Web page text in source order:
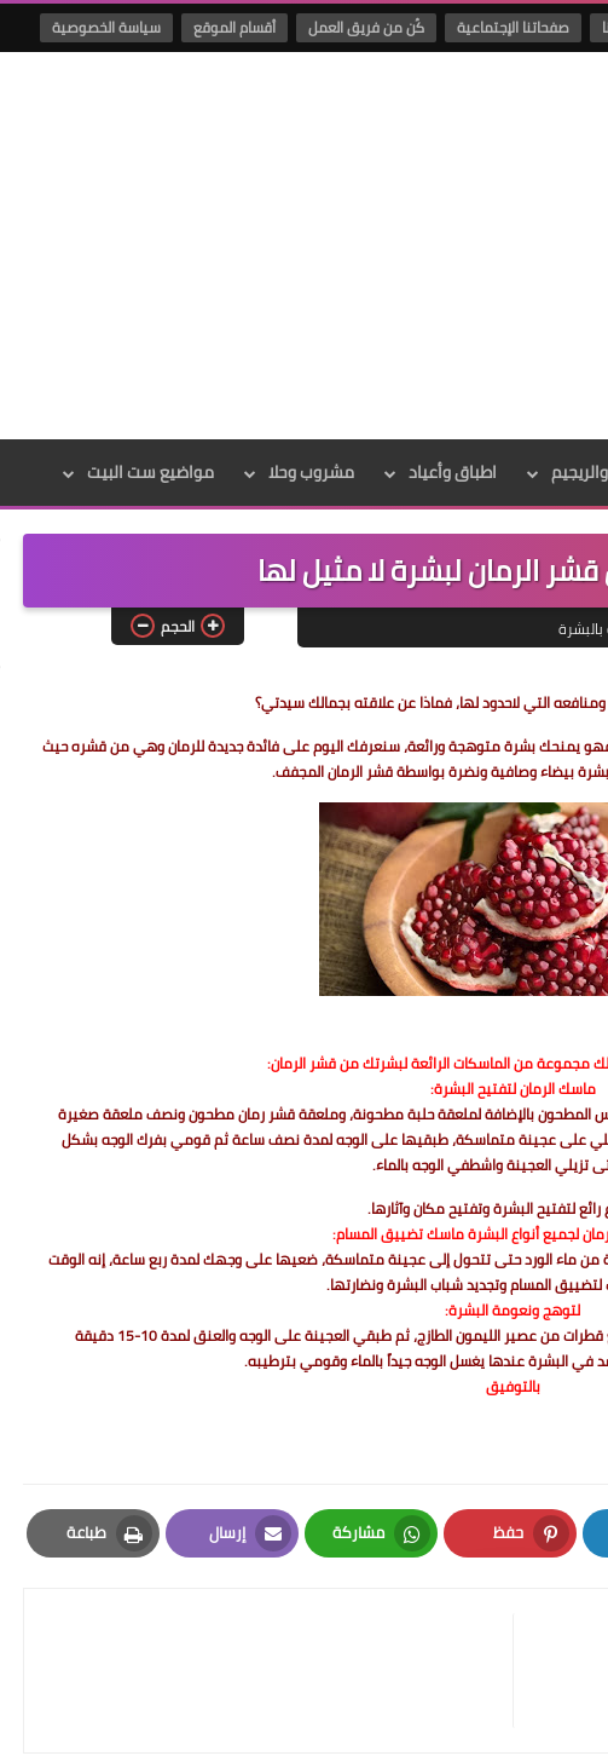
صفحاتنا الإجتماعية كُن من فريق العمل أقسام الموقع سياسة الخصوصية
اطباق وأعياد مشروب وحلا مواضيع ست البيت
بالبشرة الحجم
التي لاحدود لها، فماذا عن علاقته بجمالك سيدتي؟
فهو يمنحك بشرة متوهجة ورائعة، سنعرفك اليوم على فائدة جديدة للرمان وهي من قشره حيث
بيضاء وصافية ونضرة بواسطة قشر الرمان المجفف.
مجموعة من الماسكات الرائعة لبشرتك من قشر الرمان:
ماسك الرمان لتفتيح البشرة:
المطحون بالإضافة لملعقة حلبة مطحونة، وملعقة قشر رمان مطحون ونصف ملعقة صغيرة
على عجينة متماسكة، طبقيها على الوجه لمدة نصف ساعة ثم قومي بفرك الوجه بشكل
تزيلي العجينة واشطفي الوجه بالماء.
رائع لتفتيح البشرة وتفتيح مكان وآثارها.
لجميع أنواع البشرة ماسك تضييق المسام:
ماء الورد حتى تتحول إلى عجينة متماسكة، ضعيها على وجهك لمدة ربع ساعة، إنه الوقت
المسام وتجديد شباب البشرة ونضارتها.
لتوهج ونعومة البشرة:
امزجي مسحوق قشر الرمان مع ملعقة من ماء الورد وبضع قطرات من عصير الليمون الطازج، ثم طبقي العجينة على الوجه والعنق لمدة 10-15 دقيقة
في البشرة عندها يغسل الوجه جيداً بالماء وقومي بترطيبه.
بالتوفيق
حفظ
Pinterest
مشاركة
Whatsapp
إرسال
Email
طباعة
Print